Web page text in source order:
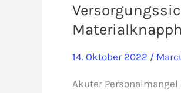
14. Oktober 2022 /
Akuter